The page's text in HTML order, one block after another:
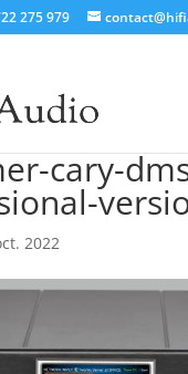
275 979
cary-
2022